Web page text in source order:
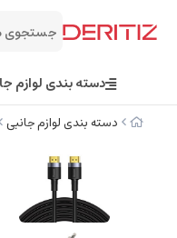
دسته بندی لوازم
دسته بندی لوازم جانبی